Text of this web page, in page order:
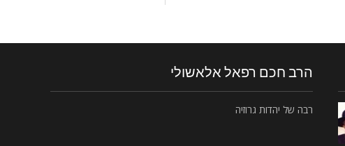
הרב חכם רפאל אלאשולי
רבה של יהדות גרוזיה